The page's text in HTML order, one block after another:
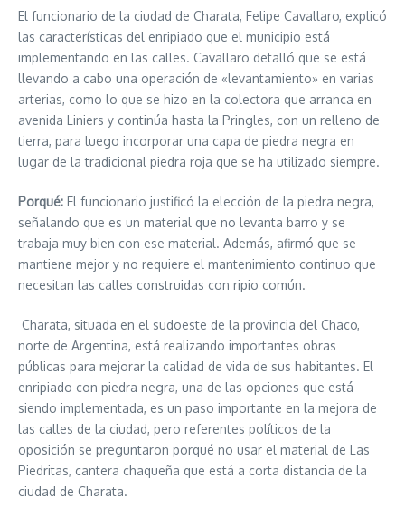
El funcionario de la ciudad de Charata, Felipe Cavallaro, explicó
las características del enripiado que el municipio está
implementando en las calles. Cavallaro detalló que se está
llevando a cabo una operación de «levantamiento» en varias
arterias, como lo que se hizo en la colectora que arranca en
avenida Liniers y continúa hasta la Pringles, con un relleno de
tierra, para luego incorporar una capa de piedra negra en
lugar de la tradicional piedra roja que se ha utilizado siempre.
Porqué: El funcionario justificó la elección de la piedra negra,
señalando que es un material que no levanta barro y se
trabaja muy bien con ese material. Además, afirmó que se
mantiene mejor y no requiere el mantenimiento continuo que
necesitan las calles construidas con ripio común.
Charata, situada en el sudoeste de la provincia del Chaco,
norte de Argentina, está realizando importantes obras
públicas para mejorar la calidad de vida de sus habitantes. El
enripiado con piedra negra, una de las opciones que está
siendo implementada, es un paso importante en la mejora de
las calles de la ciudad, pero referentes políticos de la
oposición se preguntaron porqué no usar el material de Las
Piedritas, cantera chaqueña que está a corta distancia de la
ciudad de Charata.